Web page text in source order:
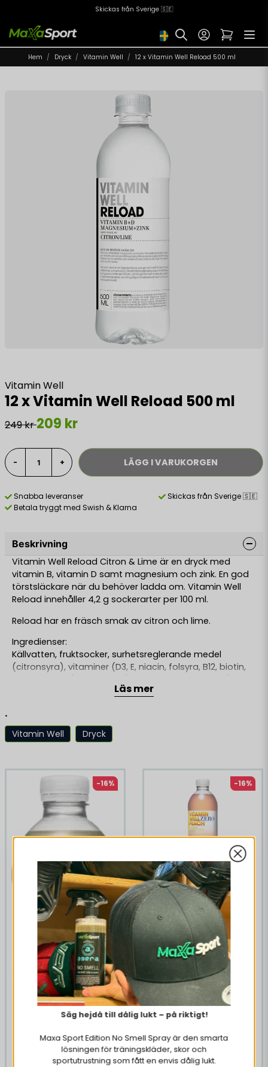
Skickas från Sverige 🇸🇪
Hem Dryck Vitamin Well 12 x Vitamin Well Reload 500 ml
Vitamin Well
12 x Vitamin Well Reload 500 ml
249 kr209 kr
- + LÄGG I VARUKORGEN
Snabba leveranser
Skickas från Sverige 🇸🇪
Betala tryggt med Swish & Klarna
Beskrivning
Vitamin Well Reload Citron & Lime är en dryck med
vitamin B, vitamin D samt magnesium och zink. En god
törstsläckare när du behöver ladda om. Vitamin Well
Reload innehåller 4,2 g sockerarter per 100 ml.
Reload har en fräsch smak av citron och lime.
Ingredienser:
Källvatten, fruktsocker, surhetsreglerande medel
(citronsyra), vitaminer (D3, E, niacin, folsyra, B12, biotin,
aromer (citron, lime). Energi kJ/kcal 71/17 Fett 0g - varav
µg (20% DRI) Magnesium 11,3 mg (3% DRI) Niacin 1,6 mg
(10% DRI) Pantotensyra 0,48 mg (8% DRI) Selen 5 µg (9%
DRI) Vitamin E 1,4 mg (12% DRI) Zinc 0,9 mg (9% DRI)
Läs mer
.
Vitamin Well Dryck
-16%
12 x Vitamin Well Zero
Peach 500 ml
-16%
249 kr 209 kr
KÖP NU
Säg hejdå till dålig lukt – på riktigt!
Maxa Sport Edition No Smell Spray är den smarta
lösningen för träningskläder, skor och
sportutrustning som fått en envis dålig lukt.